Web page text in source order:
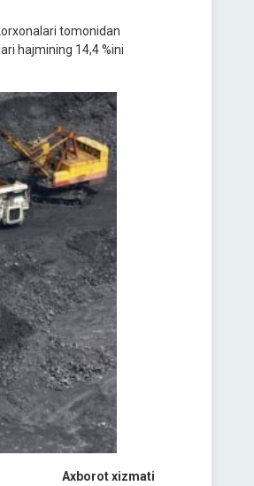
tomonidan
hajmining 14,4 %ini
Axborot xizmati